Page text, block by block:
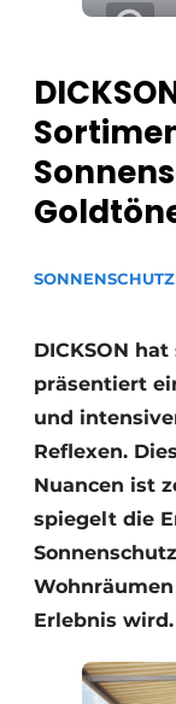
DICKSON
präsentiert
und
Reflexen.
Nuancen ist
spiegelt die
Erlebnis wird.